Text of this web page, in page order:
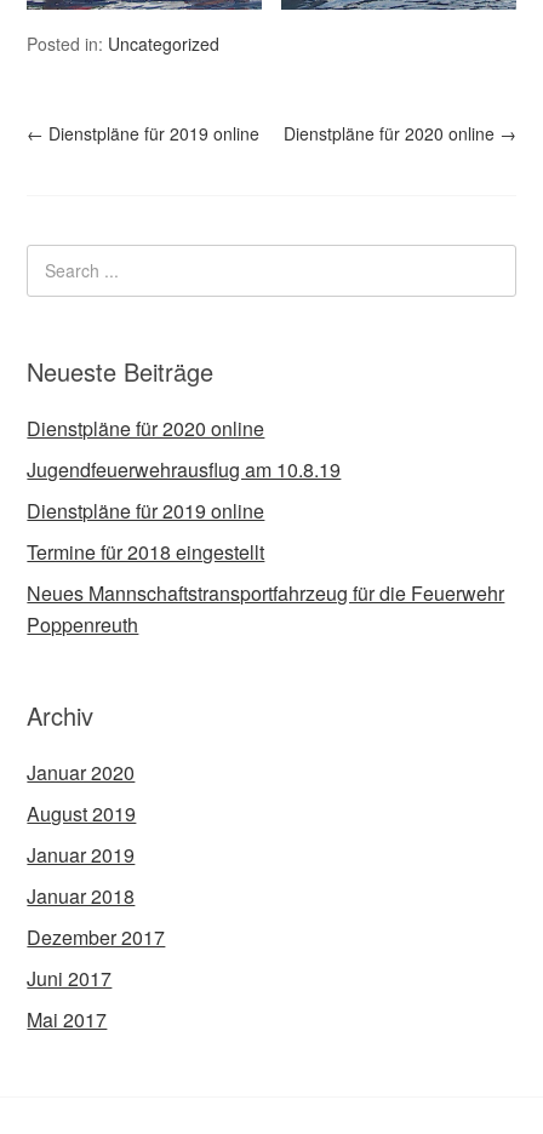
Posted in: Uncategorized
← Dienstpläne für 2019 online Dienstpläne für 2020 online →
Neueste Beiträge
Dienstpläne für 2020 online
Jugendfeuerwehrausflug am 10.8.19
Dienstpläne für 2019 online
Termine für 2018 eingestellt
Neues Mannschaftstransportfahrzeug für die Feuerwehr
Poppenreuth
Archiv
Januar 2020
August 2019
Januar 2019
Januar 2018
Dezember 2017
Juni 2017
Mai 2017